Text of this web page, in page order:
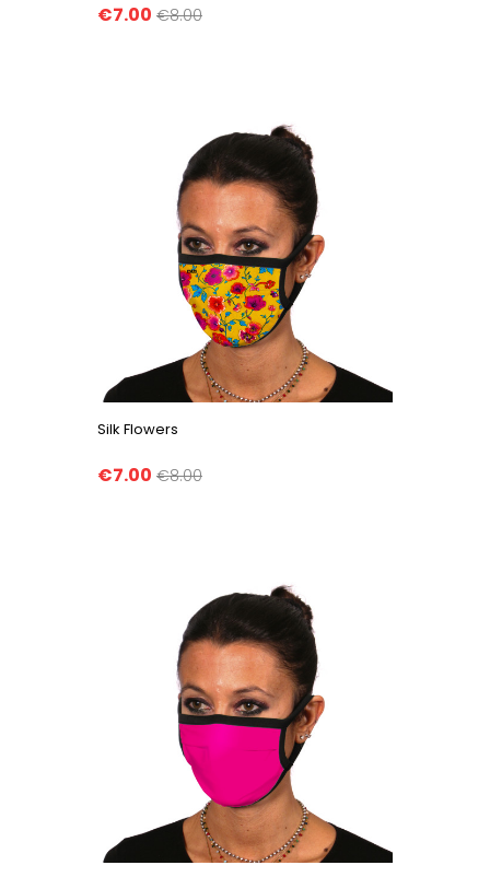
€7.00 €8.00
Silk Flowers
€7.00 €8.00